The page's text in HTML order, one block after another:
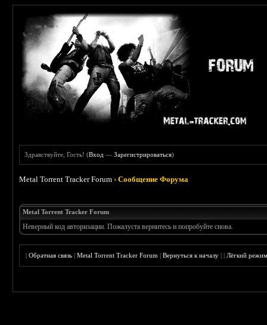
Здравствуйте, Гость! (Вход —Зарегистрироваться)
Metal Torrent Tracker Forum ›Сообщение Форума
Metal Torrent Tracker Forum
Неверный код авторизации. Пожалуста вернитесь и попробуйте снова.
|Обратная связь |Metal Torrent Tracker Forum |Вернуться к началу ||Лёгкий